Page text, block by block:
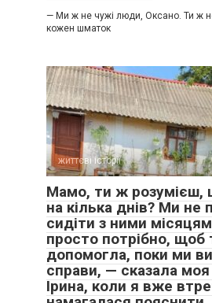
— Ми ж не чужі люди, Оксано. Ти ж
кожен шматок
життєві історії
Мамо, ти ж розумієш,
на кілька днів? Ми не
сидіти з ними
просто потрібно, щоб
допомогла, поки ми
справи, — сказала
Ірина, коли я вже